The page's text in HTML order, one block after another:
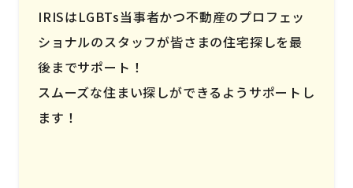
IRISはLGBTs当事者かつ不動産のプロフェッ
ショナルのスタッフが皆さまの住宅探しを最
後までサポート！
スムーズな住まい探しができるようサポートし
ます！